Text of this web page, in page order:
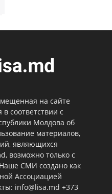
на сайте
в соответствии с
Молдова об
материалов,
являющихся
возможно только с
СМИ создано как
Ассоциацией
info@lisa.md +373